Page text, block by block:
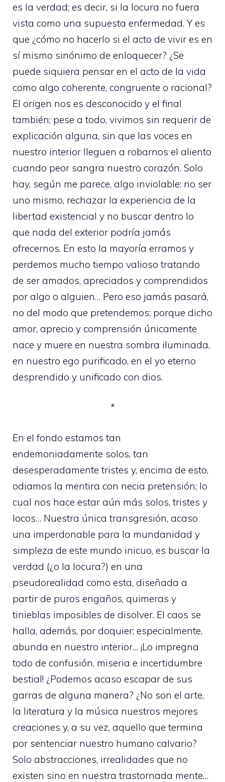
es la verdad; es decir, si la locura no fuera
vista como una supuesta enfermedad. Y es
que ¿cómo no hacerlo si el acto de vivir es en
sí mismo sinónimo de enloquecer? ¿Se
puede siquiera pensar en el acto de la vida
como algo coherente, congruente o racional?
El origen nos es desconocido y el final
también; pese a todo, vivimos sin requerir de
explicación alguna, sin que las voces en
nuestro interior lleguen a robarnos el aliento
cuando peor sangra nuestro corazón. Solo
hay, según me parece, algo inviolable: no ser
uno mismo, rechazar la experiencia de la
libertad existencial y no buscar dentro lo
que nada del exterior podría jamás
ofrecernos. En esto la mayoría erramos y
perdemos mucho tiempo valioso tratando
de ser amados, apreciados y comprendidos
por algo o alguien… Pero eso jamás pasará,
no del modo que pretendemos; porque dicho
amor, aprecio y comprensión únicamente
nace y muere en nuestra sombra iluminada,
en nuestro ego purificado, en el yo eterno
desprendido y unificado con dios.
*
En el fondo estamos tan
endemoniadamente solos, tan
desesperadamente tristes y, encima de esto,
odiamos la mentira con necia pretensión; lo
cual nos hace estar aún más solos, tristes y
locos… Nuestra única transgresión, acaso
una imperdonable para la mundanidad y
simpleza de este mundo inicuo, es buscar la
verdad (¿o la locura?) en una
pseudorealidad como esta, diseñada a
partir de puros engaños, quimeras y
tinieblas imposibles de disolver. El caos se
halla, además, por doquier; especialmente,
abunda en nuestro interior… ¡Lo impregna
todo de confusión, miseria e incertidumbre
bestial! ¿Podemos acaso escapar de sus
garras de alguna manera? ¿No son el arte,
la literatura y la música nuestros mejores
creaciones y, a su vez, aquello que termina
por sentenciar nuestro humano calvario?
Solo abstracciones, irrealidades que no
existen sino en nuestra trastornada mente…